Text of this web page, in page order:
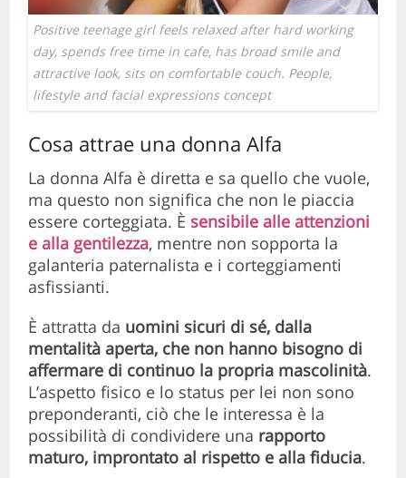
Positive teenage girl feels relaxed after hard working
day, spends free time in cafe, has broad smile and
attractive look, sits on comfortable couch. People,
lifestyle and facial expressions concept
Cosa attrae una donna Alfa
La donna Alfa è diretta e sa quello che vuole,
ma questo non significa che non le piaccia
essere corteggiata. È sensibile alle attenzioni
e alla gentilezza, mentre non sopporta la
galanteria paternalista e i corteggiamenti
asfissianti.
È attratta da uomini sicuri di sé, dalla
mentalità aperta, che non hanno bisogno di
affermare di continuo la propria mascolinità.
L’aspetto fisico e lo status per lei non sono
preponderanti, ciò che le interessa è la
possibilità di condividere una rapporto
maturo, improntato al rispetto e alla fiducia.